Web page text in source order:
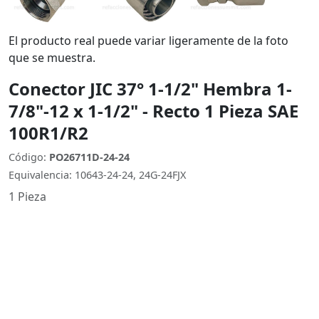
El producto real puede variar ligeramente de la foto
que se muestra.
Conector JIC 37° 1-1/2" Hembra 1-
7/8"-12 x 1-1/2" - Recto 1 Pieza SAE
100R1/R2
Código: PO26711D-24-24
Equivalencia: 10643-24-24, 24G-24FJX
1 Pieza